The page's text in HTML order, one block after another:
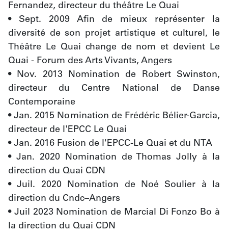
Fernandez, directeur du théâtre Le Quai
• Sept. 2009 Afin de mieux représenter la
diversité de son projet artistique et culturel, le
Théâtre Le Quai change de nom et devient Le
Quai - Forum des Arts Vivants, Angers
• Nov. 2013 Nomination de Robert Swinston,
directeur du Centre National de Danse
Contemporaine
• Jan. 2015 Nomination de Frédéric Bélier-Garcia,
directeur de l'EPCC Le Quai
• Jan. 2016 Fusion de l'EPCC-Le Quai et du NTA
• Jan. 2020 Nomination de Thomas Jolly à la
direction du Quai CDN
• Juil. 2020 Nomination de Noé Soulier à la
direction du Cndc–Angers
• Juil 2023 Nomination de Marcial Di Fonzo Bo à
la direction du Quai CDN